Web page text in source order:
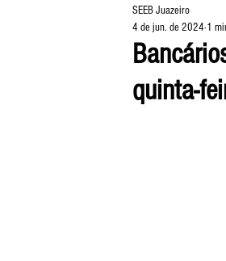
quinta-
SEEB Juazeiro
4 de jun. de 2024 1